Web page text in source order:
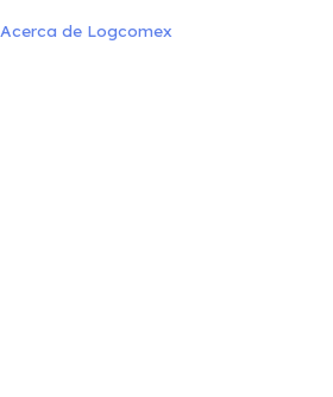
Acerca de Logcomex